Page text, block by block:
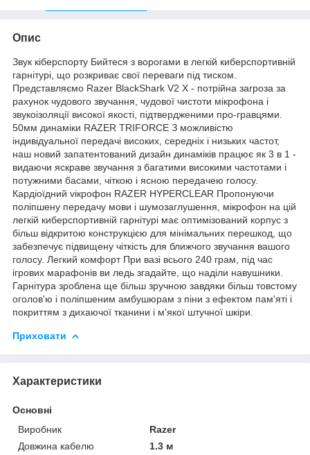
Опис
Звук кіберспорту Бийтеся з ворогами в легкій киберспортивній
гарнітурі, що розкриває свої переваги під тиском.
Представляємо Razer BlackShark V2 X - потрійна загроза за
рахунок чудового звучання, чудової чистоти мікрофона і
звукоізоляції високої якості, підтвердженими про-гравцями.
50мм динаміки RAZER TRIFORCE З можливістю
індивідуальної передачі високих, середніх і низьких частот,
наш новий запатентований дизайн динаміків працює як 3 в 1 -
видаючи яскраве звучання з багатими високими частотами і
потужними басами, чіткою і ясною передачею голосу.
Кардіоїдний vікрофон RAZER HYPERCLEAR Пропонуючи
поліпшену передачу мови і шумозаглушення, мікрофон на цій
легкій киберспортивній гарнітурі має оптимізований корпус з
більш відкритою конструкцією для мінімальних перешкод, що
забезпечує підвищену чіткість для ближчого звучання вашого
голосу. Легкий комфорт При вазі всього 240 грам, під час
ігрових марафонів ви ледь згадайте, що наділи навушники.
Гарнітура зроблена ще більш зручною завдяки більш товстому
оголов'ю і поліпшеним амбушюрам з піни з ефектом пам'яті і
покриттям з дихаючої тканини і м'якої штучної шкіри.
Приховати
Характеристики
Основні
Виробник
Razer
Довжина кабелю
1.3 м